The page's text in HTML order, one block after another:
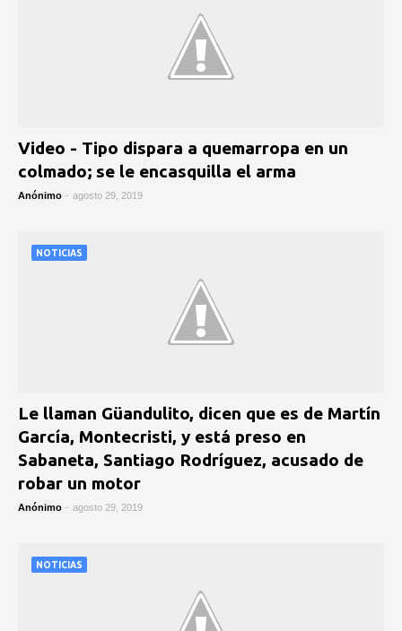
Video - Tipo dispara a quemarropa en un
colmado; se le encasquilla el arma
Anónimo - agosto 29, 2019
NOTICIAS
Le llaman Güandulito, dicen que es de Martín
García, Montecristi, y está preso en
Sabaneta, Santiago Rodríguez, acusado de
robar un motor
Anónimo - agosto 29, 2019
NOTICIAS